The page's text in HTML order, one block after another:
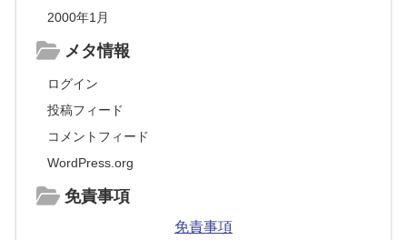
2000年1月
メタ情報
ログイン
投稿フィード
コメントフィード
WordPress.org
免責事項
免責事項